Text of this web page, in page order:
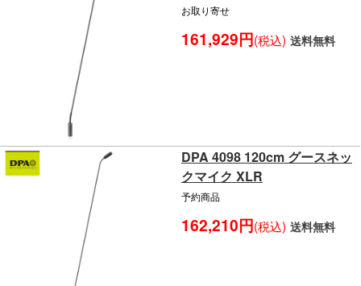
お取り寄せ
161,929円(税込) 送料無料
DPA 4098 120cm グースネッ
クマイク XLR
予約商品
162,210円(税込) 送料無料